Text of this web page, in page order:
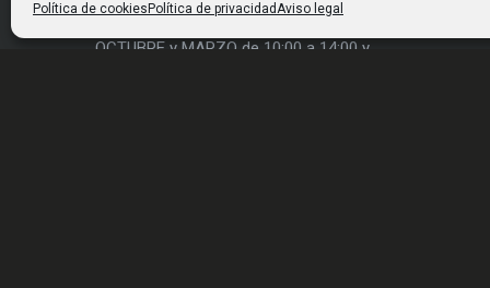
Política de cookies Política de privacidadAviso legal
14:00 y de 16:30 a 20:30 h.
OCTUBRE y MARZO de 10:00 a 14:00 y